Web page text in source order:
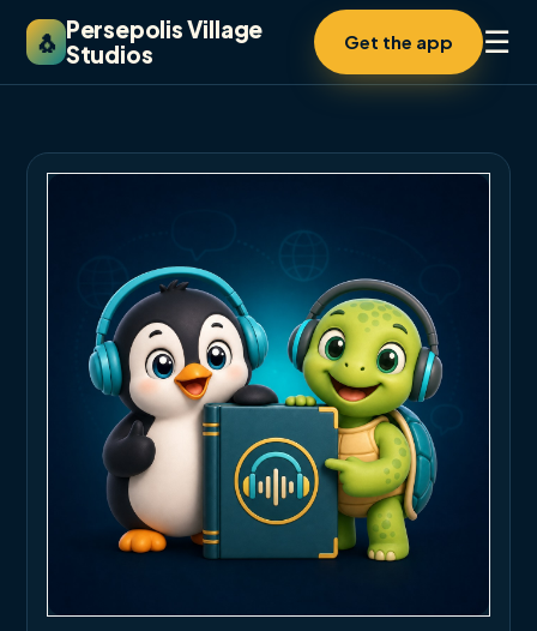
🐧 Persepolis Village
Studios
Get the app ☰